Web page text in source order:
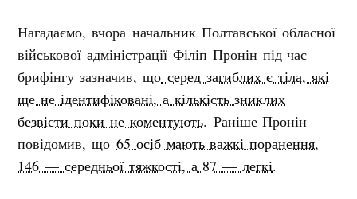
Нагадаємо, вчора начальник Полтавської обласної
військової адміністрації Філіп Пронін під час
брифінгу зазначив, що серед загиблих є тіла, які
ще не ідентифіковані, а кількість зниклих
безвісти поки не коментують. Раніше Пронін
повідомив, що65 осіб мають важкі поранення,
146 — середньої тяжкості, а 87 — легкі.